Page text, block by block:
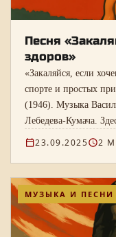
Песня
здоров»
«Закаляйся, если
спорте и простых
(1946). Музыка
Лебедева-Кумача.
Владимира Володина.
23.09.2025 2
МУЗЫКА И ПЕСНИ